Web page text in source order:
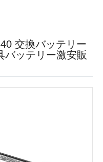
交換バッテリー
バッテリー激安販